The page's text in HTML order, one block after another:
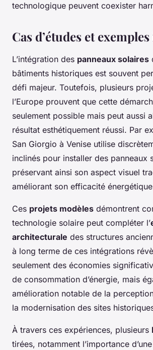
technologique peuvent coexister
Cas d’études et
L’intégration des panneaux solaires
bâtiments historiques est souvent
défi majeur. Toutefois, plusieurs
l’Europe prouvent que cette
seulement possible mais peut aussi
résultat esthétiquement réussi. Par
San Giorgio à Venise utilise
inclinés pour installer des panneaux
préservant ainsi son aspect visuel
améliorant son efficacité
Ces projets modèles démontrent
technologie solaire peut compléter l’
architecturale des structures
à long terme de ces intégrations
seulement des économies
de consommation d’énergie, mais
amélioration notable de la
la modernisation des sites
À travers ces expériences, plusieurs
tirées, notamment l’importance